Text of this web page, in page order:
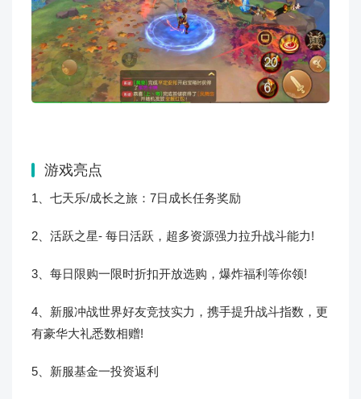
游戏亮点
1、七天乐/成长之旅：7日成长任务奖励
2、活跃之星- 每日活跃，超多资源强力拉升战斗能力!
3、每日限购一限时折扣开放选购，爆炸福利等你领!
4、新服冲战世界好友竞技实力，携手提升战斗指数，更
有豪华大礼悉数相赠!
5、新服基金一投资返利